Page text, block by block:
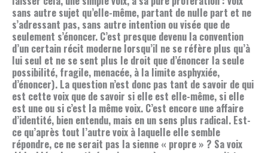
sans autre sujet qu’elle-même, partant de nulle part et ne
s’adressant pas, sans autre intention ou visée que de
seulement s’énoncer. C’est presque devenu la convention
d’un certain récit moderne lorsqu’il ne se réfère plus qu’à
lui seul et ne se sent plus le droit que d’énoncer la seule
possibilité, fragile, menacée, à la limite asphyxiée,
d’énoncer). La question n’est donc pas tant de savoir de qui
est cette voix que de savoir si elle est elle-même, si elle
est une ou si c’est la même voix. C’est encore une affaire
d’identité, bien entendu, mais en un sens plus radical. Est-
ce qu’après tout l’autre voix à laquelle elle semble
répondre, ce ne serait pas la sienne « propre » ? Sa voix